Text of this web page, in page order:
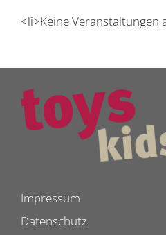
<li>Keine Veranstaltungen
Impressum
Datenschutz